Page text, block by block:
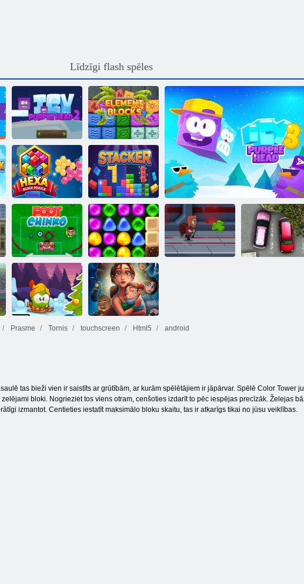
Līdzīgi flash spēles
Ledus purpura
galva 2
Elementu bloki
Heksa bloka
mīkla
Krāvējs
Kāju Cinco
Atpakaļ uz
Candyland 4:
Lollipop Garden
Prasme Tornis touchscreen Html5 android
tas bieži vien ir saistīts ar grūtībām, ar kurām spēlētājiem ir jāpārvar. Spēlē Color Tower
bloki. Nogrieziet tos viens otram, cenšoties izdarīt to pēc iespējas precīzāk. Želejas
izmantot. Centieties iestatīt maksimālo bloku skaitu, tas ir atkarīgs tikai no jūsu veiklības.